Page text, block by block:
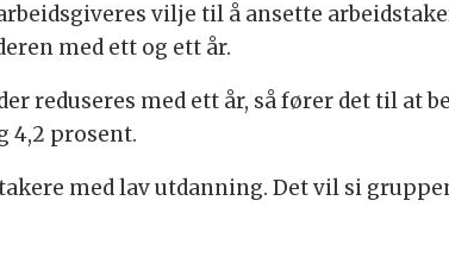
vilje til å ansette
med ett og ett år.
reduseres med ett år, så fører det til at
4,2 prosent.
med lav utdanning. Det vil si